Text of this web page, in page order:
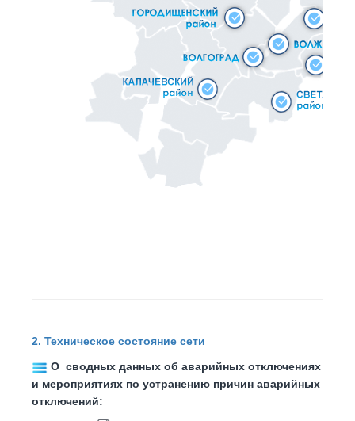
2. Техническое состояние сети
О сводных данных об аварийных отключениях
и мероприятиях по устранению причин аварийных
отключений: